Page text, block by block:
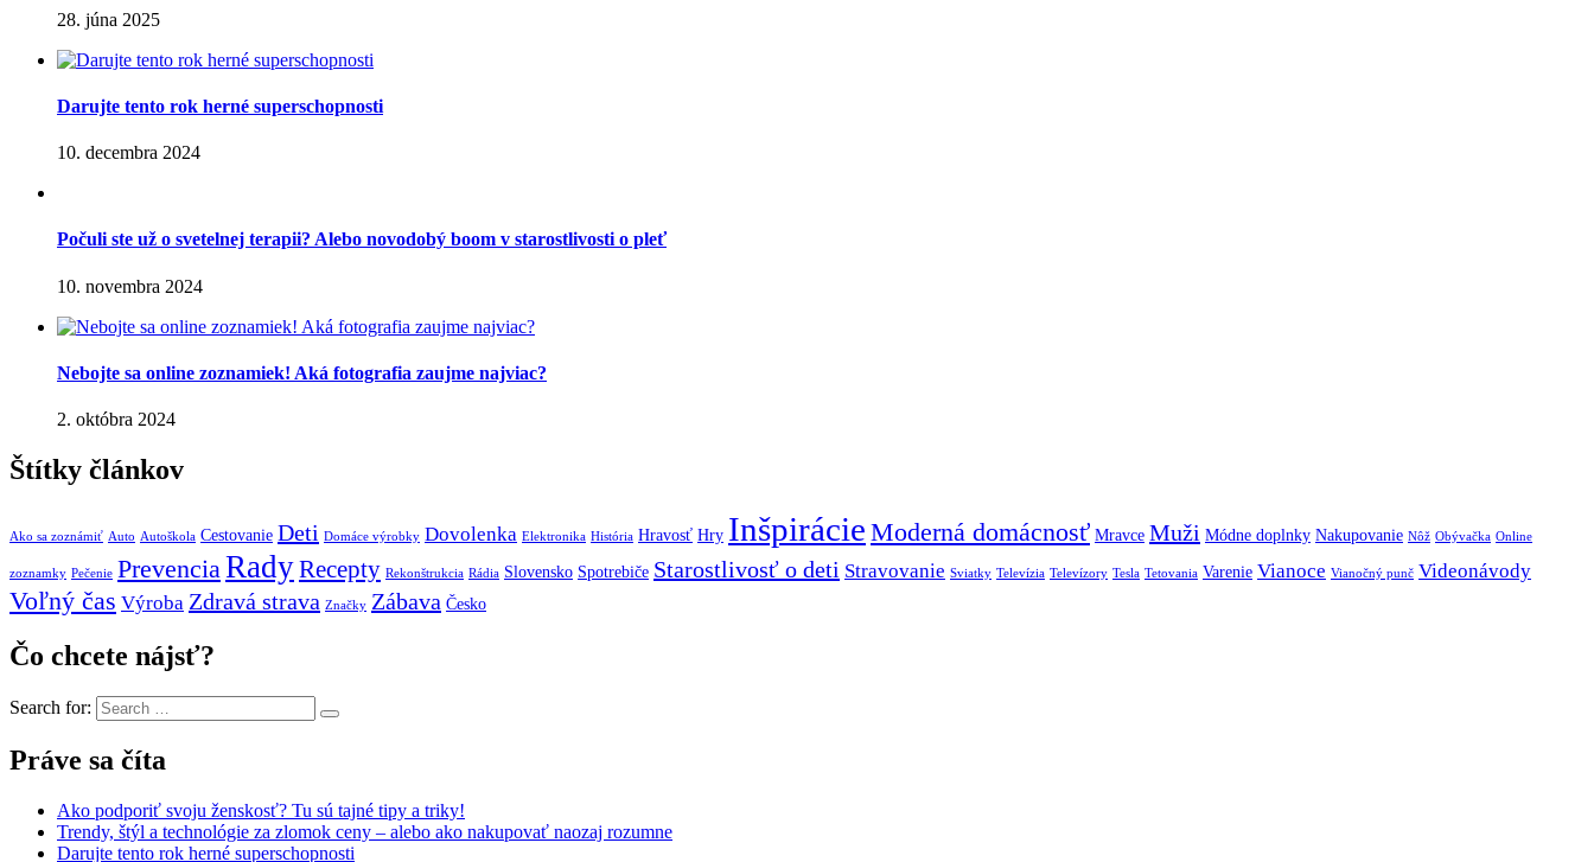
28. júna 2025
Darujte tento rok herné superschopnosti
10. decembra 2024
Počuli ste už o svetelnej terapii? Alebo novodobý boom v starostlivosti o pleť
10. novembra 2024
Nebojte sa online zoznamiek! Aká fotografia zaujme najviac?
2. októbra 2024
Štítky článkov
Ako sa zoznámiť Auto Autoškola Cestovanie Deti Domáce výrobky Dovolenka Elektronika História Hravosť Hry Inšpirácie Moderná domácnosť Mravce Muži Módne doplnky Nakupovanie Nôž Obývačka Online
zoznamky Pečenie Prevencia RadyRecepty Rekonštrukcia Rádia Slovensko Spotrebiče Starostlivosť o deti Stravovanie Sviatky Televízia Televízory Tesla Tetovania Varenie Vianoce Vianočný punč Videonávody
Voľný čas Výroba Zdravá strava Značky Zábava Česko
Čo chcete nájsť?
Search for:
Práve sa číta
Ako podporiť svoju ženskosť? Tu sú tajné tipy a triky!
Trendy, štýl a technológie za zlomok ceny – alebo ako nakupovať naozaj rozumne
Darujte tento rok herné superschopnosti